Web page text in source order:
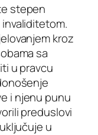
stepen
kroz
sa
u pravcu
i njenu punu
preduslovi
u